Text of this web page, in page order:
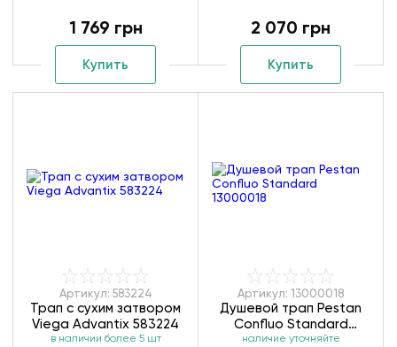
1 769 грн
Купить
2 070 грн
Купить
Артикул: 583224
Трап с сухим затвором
Viega Advantix 583224
в наличии более 5 шт
Артикул: 13000018
Душевой трап Pestan
Confluo Standard
13000018
наличие уточняйте